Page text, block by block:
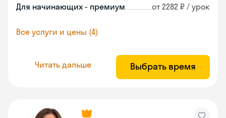
Для начинающих - премиум от 2282 ₽ / урок
Все услуги и цены (4)
Читать дальше Выбрать время